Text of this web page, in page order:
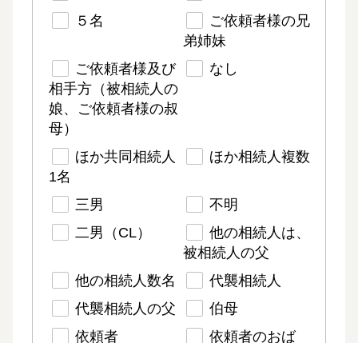
５名
ご依頼者様の兄
弟姉妹
ご依頼者様及び
相手方（被相続人の
娘、ご依頼者様の叔
母）
なし
ほか共同相続人
1名
ほか相続人複数
三男
不明
二男（CL）
他の相続人は、
被相続人の父
他の相続人数名
代襲相続人
代襲相続人の父
伯母
依頼者
依頼者のおば